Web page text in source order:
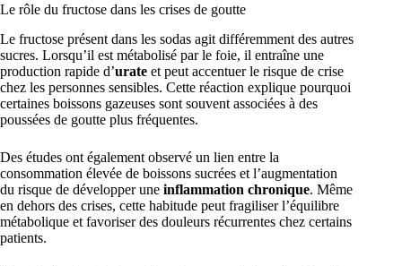
Le rôle du fructose dans les crises de goutte
Le fructose présent dans les sodas agit différemment des autres
sucres. Lorsqu’il est métabolisé par le foie, il entraîne une
production rapide d’urate et peut accentuer le risque de crise
chez les personnes sensibles. Cette réaction explique pourquoi
certaines boissons gazeuses sont souvent associées à des
poussées de goutte plus fréquentes.
Des études ont également observé un lien entre la
consommation élevée de boissons sucrées et l’augmentation
du risque de développer une inflammation chronique. Même
en dehors des crises, cette habitude peut fragiliser l’équilibre
métabolique et favoriser des douleurs récurrentes chez certains
patients.